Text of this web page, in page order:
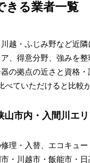
きる業者一覧
越・ふじみ野など近
、得意分野、強みを
の拠点の近さと資格
ていただけると比較
山市内・入間川エ
理・入替、エコキュ
・川越市・飯能市・